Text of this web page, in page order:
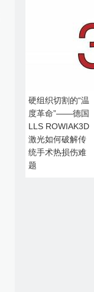
硬组织切割的“温
度革命”——德国
LLS ROWIAK3D
激光如何破解传
统手术热损伤难
题